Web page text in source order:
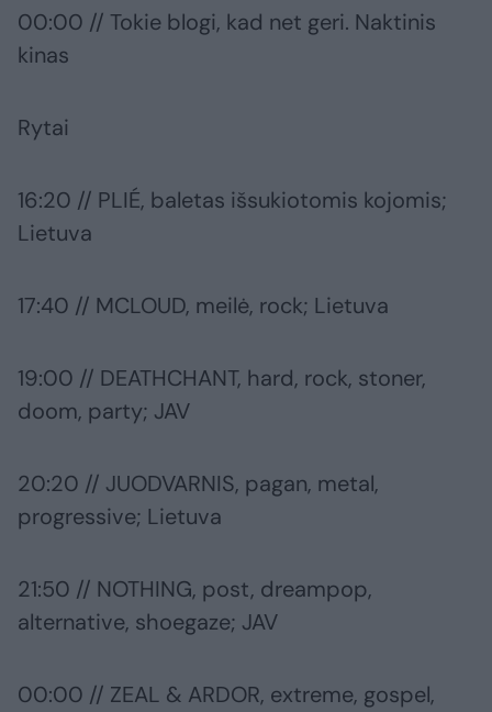
00:00 // Tokie blogi, kad net geri. Naktinis
kinas
Rytai
16:20 // PLIÉ, baletas išsukiotomis kojomis;
Lietuva
17:40 // MCLOUD, meilė, rock; Lietuva
19:00 // DEATHCHANT, hard, rock, stoner,
doom, party; JAV
20:20 // JUODVARNIS, pagan, metal,
progressive; Lietuva
21:50 // NOTHING, post, dreampop,
alternative, shoegaze; JAV
00:00 // ZEAL & ARDOR, extreme, gospel,